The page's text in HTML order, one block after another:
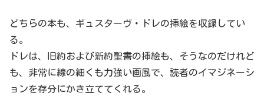
どちらの本も、ギュスターヴ・ドレの挿絵を収録してい
る。
ドレは、旧約および新約聖書の挿絵も、そうなのだけれど
も、非常に線の細くも力強い画風で、読者のイマジネーシ
ョンを存分にかき立ててくれる。